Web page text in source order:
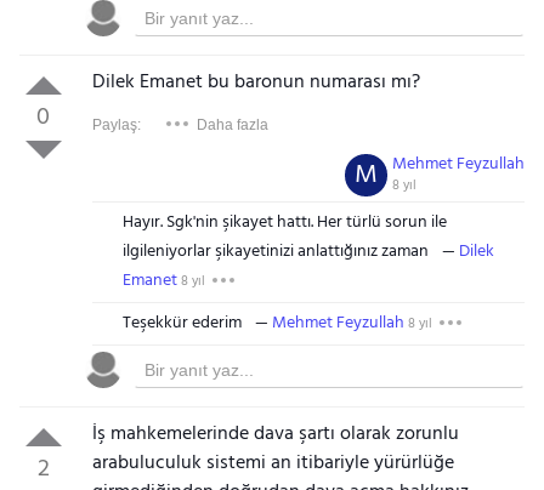
0
Dilek Emanet bu baronun numarası mı?
Paylaş: Daha fazla
Mehmet Feyzullah
8 yıl
M
Hayır. Sgk'nin şikayet hattı. Her türlü sorun ile
ilgileniyorlar şikayetinizi anlattığınız zaman
Dilek
Emanet8 yıl
Teşekkür ederim Mehmet Feyzullah 8 yıl
2
İş mahkemelerinde dava şartı olarak zorunlu
arabuluculuk sistemi an itibariyle yürürlüğe